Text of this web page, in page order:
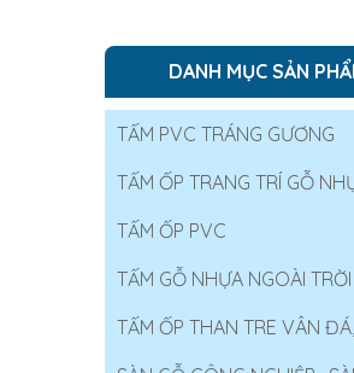
DANH MỤC SẢN
TẤM PVC TRÁNG GƯƠNG
TẤM ỐP TRANG TRÍ GỖ
TẤM ỐP PVC
TẤM GỖ NHỰA NGOÀI TRỜI
TẤM ỐP THAN TRE VÂN